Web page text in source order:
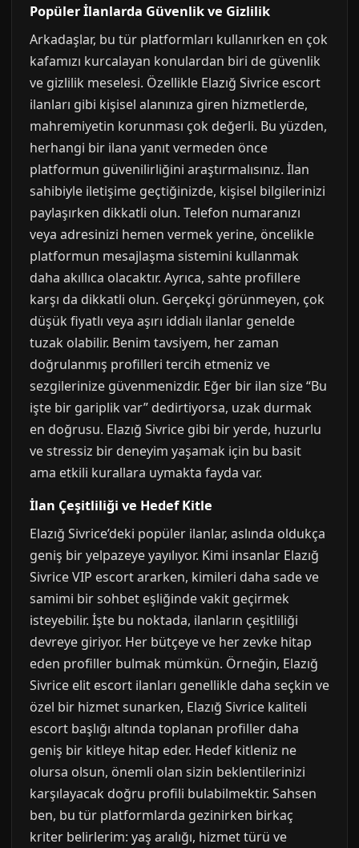
Popüler İlanlarda Güvenlik ve Gizlilik
Arkadaşlar, bu tür platformları kullanırken en çok
kafamızı kurcalayan konulardan biri de güvenlik
ve gizlilik meselesi. Özellikle Elazığ Sivrice escort
ilanları gibi kişisel alanınıza giren hizmetlerde,
mahremiyetin korunması çok değerli. Bu yüzden,
herhangi bir ilana yanıt vermeden önce
platformun güvenilirliğini araştırmalısınız. İlan
sahibiyle iletişime geçtiğinizde, kişisel bilgilerinizi
paylaşırken dikkatli olun. Telefon numaranızı
veya adresinizi hemen vermek yerine, öncelikle
platformun mesajlaşma sistemini kullanmak
daha akıllıca olacaktır. Ayrıca, sahte profillere
karşı da dikkatli olun. Gerçekçi görünmeyen, çok
düşük fiyatlı veya aşırı iddialı ilanlar genelde
tuzak olabilir. Benim tavsiyem, her zaman
doğrulanmış profilleri tercih etmeniz ve
sezgilerinize güvenmenizdir. Eğer bir ilan size “Bu
işte bir gariplik var” dedirtiyorsa, uzak durmak
en doğrusu. Elazığ Sivrice gibi bir yerde, huzurlu
ve stressiz bir deneyim yaşamak için bu basit
ama etkili kurallara uymakta fayda var.
İlan Çeşitliliği ve Hedef Kitle
Elazığ Sivrice’deki popüler ilanlar, aslında oldukça
geniş bir yelpazeye yayılıyor. Kimi insanlar Elazığ
Sivrice VIP escort ararken, kimileri daha sade ve
samimi bir sohbet eşliğinde vakit geçirmek
isteyebilir. İşte bu noktada, ilanların çeşitliliği
devreye giriyor. Her bütçeye ve her zevke hitap
eden profiller bulmak mümkün. Örneğin, Elazığ
Sivrice elit escort ilanları genellikle daha seçkin ve
özel bir hizmet sunarken, Elazığ Sivrice kaliteli
escort başlığı altında toplanan profiller daha
geniş bir kitleye hitap eder. Hedef kitleniz ne
olursa olsun, önemli olan sizin beklentilerinizi
karşılayacak doğru profili bulabilmektir. Sahsen
ben, bu tür platformlarda gezinirken birkaç
kriter belirlerim: yaş aralığı, hizmet türü ve